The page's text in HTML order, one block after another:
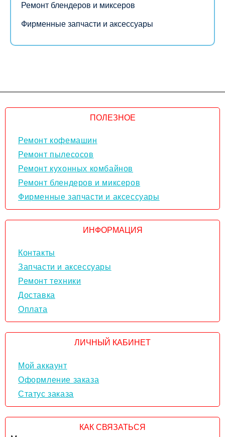
Ремонт блендеров и миксеров
Фирменные запчасти и аксессуары
ПОЛЕЗНОЕ
Ремонт кофемашин
Ремонт пылесосов
Ремонт кухонных комбайнов
Ремонт блендеров и миксеров
Фирменные запчасти и аксессуары
ИНФОРМАЦИЯ
Контакты
Запчасти и аксессуары
Ремонт техники
Доставка
Оплата
ЛИЧНЫЙ КАБИНЕТ
Мой аккаунт
Оформление заказа
Статус заказа
КАК СВЯЗАТЬСЯ